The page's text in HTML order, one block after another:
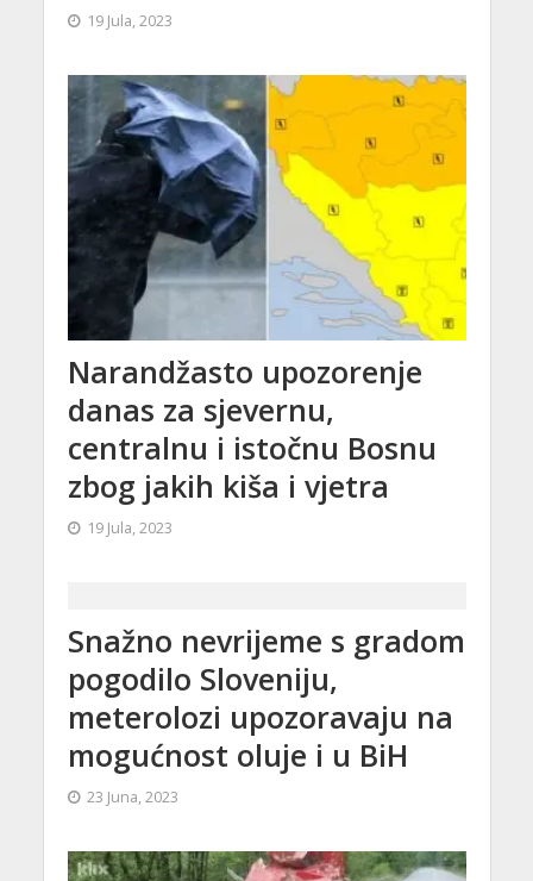
19 Jula, 2023
Narandžasto upozorenje
danas za sjevernu,
centralnu i istočnu Bosnu
zbog jakih kiša i vjetra
19 Jula, 2023
Snažno nevrijeme s gradom
pogodilo Sloveniju,
meterolozi upozoravaju na
mogućnost oluje i u BiH
23 Juna, 2023